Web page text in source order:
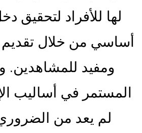
لها للأفراد لتحقيق
أساسي من خلال
ومفيد للمشاهدين.
المستمر في أساليب
لم يعد من